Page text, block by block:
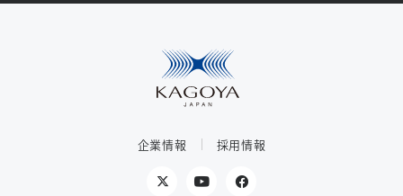
企業情報 採用情報